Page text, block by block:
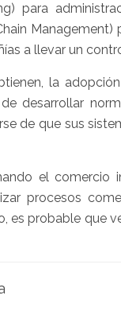
para
a llevar un
la
desarrollar
de que sus
el comercio
procesos
es probable que